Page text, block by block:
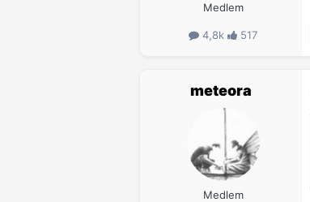
Medlem
4,8k 517
meteora
Medlem